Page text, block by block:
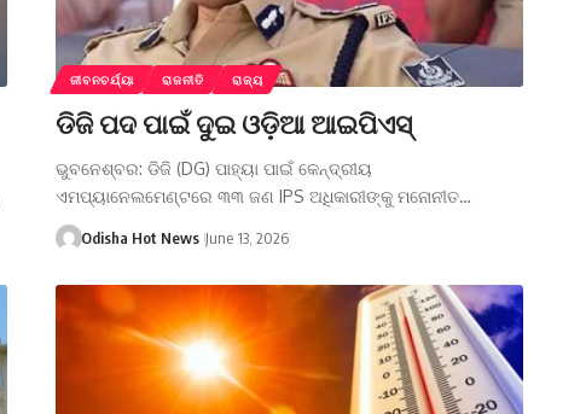
ଜୀବନଚର୍ଯ୍ୟା ରାଜନୀତି ରାଜ୍ୟ
ଡିଜି ପଦ ପାଇଁ ଦୁଇ ଓଡ଼ିଆ ଆଇପିଏସ୍
ଭୁବନେଶ୍ବର: ଡିଜି (DG) ପାହ୍ୟା ପାଇଁ କେନ୍ଦ୍ରୀୟ
ଏମପ୍ୟାନେଲମେଣ୍ଟରେ ୩୩ ଜଣ IPS ଅଧିକାରୀଙ୍କୁ ମନୋନୀତ…
Odisha Hot News June 13, 2026